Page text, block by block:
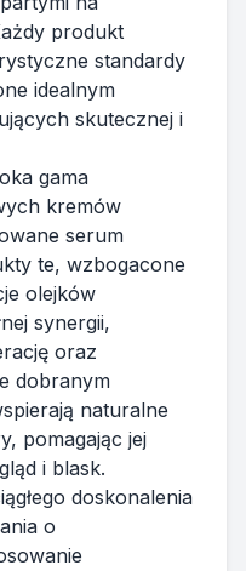
produkt
standardy
idealnym
skutecznej i
gama
kremów
serum
te, wzbogacone
olejków
synergii,
oraz
dobranym
naturalne
pomagając jej
i blask.
doskonalenia
o